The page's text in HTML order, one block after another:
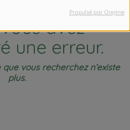
Propulsé par Orejime
avez
une erreur.
vous recherchez n’existe
plus.